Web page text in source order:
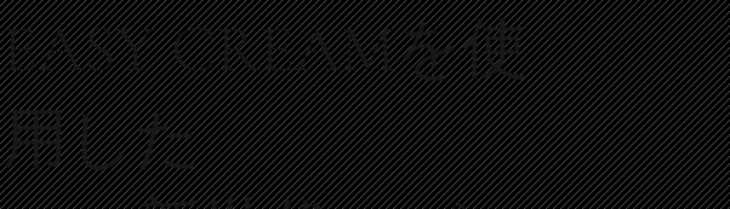
EASY CREAMを使
用した